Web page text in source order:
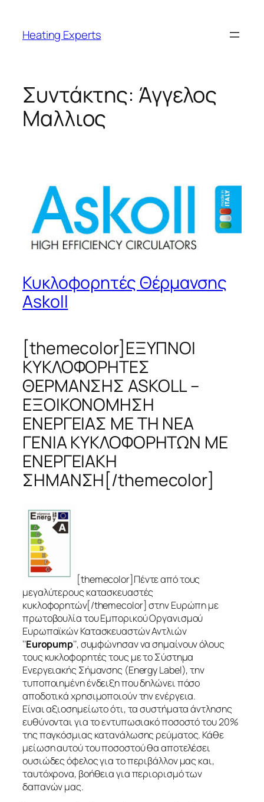
περιεχόμενο
Heating Experts
Συντάκτης: Άγγελος
Μαλλιος
Κυκλοφορητές Θέρμανσης
Askoll
[themecolor]ΕΞΥΠΝΟΙ
ΚΥΚΛΟΦΟΡΗΤΕΣ
ΘΕΡΜΑΝΣΗΣ ASKOLL –
ΕΞΟΙΚΟΝΟΜΗΣΗ
ΕΝΕΡΓΕΙΑΣ ΜΕ ΤΗ ΝΕΑ
ΓΕΝΙΑ ΚΥΚΛΟΦΟΡΗΤΩΝ ΜΕ
ΕΝΕΡΓΕΙΑΚΗ
ΣΗΜΑΝΣΗ[/themecolor]
[themecolor]Πέντε από τους
μεγαλύτερους κατασκευαστές
κυκλοφορητών[/themecolor] στην Ευρώπη με
πρωτοβουλία του Εμπορικού Οργανισμού
Ευρωπαϊκών Κατασκευαστών Αντλιών
‘’Europump’’, συμφώνησαν να σημαίνουν όλους
τους κυκλοφορητές τους με το Σύστημα
Ενεργειακής Σήμανσης (Energy Label), την
τυποποιημένη ένδειξη που δηλώνει πόσο
αποδοτικά χρησιμοποιούν την ενέργεια.
Είναι αξιοσημείωτο ότι, τα συστήματα άντλησης
ευθύνονται για το εντυπωσιακό ποσοστό του 20%
της παγκόσμιας κατανάλωσης ρεύματος. Κάθε
μείωση αυτού του ποσοστού θα αποτελέσει
ουσιώδες όφελος για το περιβάλλον μας και,
ταυτόχρονα, βοήθεια για περιορισμό των
δαπανών μας.